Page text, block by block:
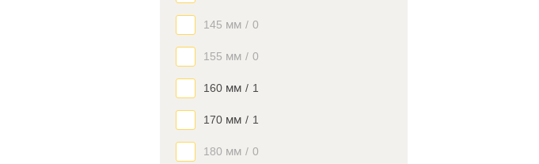
145 мм / 0
155 мм / 0
160 мм / 1
170 мм / 1
180 мм / 0